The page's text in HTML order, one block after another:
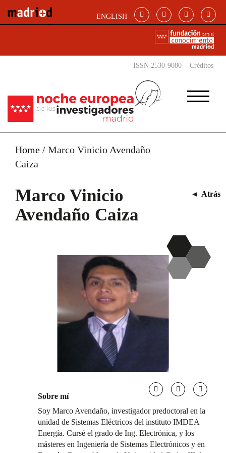
ENGLISH
ISSN 2530-9080 Créditos
Home / Marco Vinicio Avendaño
Caiza
Marco Vinicio
Avendaño Caiza
◄ Atrás
Sobre mí
Soy Marco Avendaño, investigador predoctoral en la
unidad de Sistemas Eléctricos del instituto IMDEA
Energía. Cursé el grado de Ing. Electrónica, y los
másteres en Ingeniería de Sistemas Electrónicos y en